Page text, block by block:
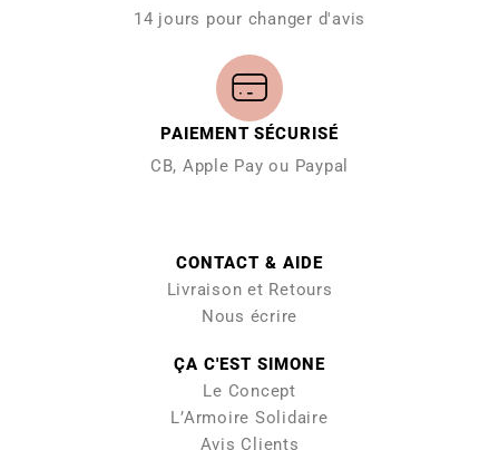
14 jours pour changer d'avis
PAIEMENT SÉCURISÉ
CB, Apple Pay ou Paypal
CONTACT & AIDE
Livraison et Retours
Nous écrire
ÇA C'EST SIMONE
Le Concept
L’Armoire Solidaire
Avis Clients